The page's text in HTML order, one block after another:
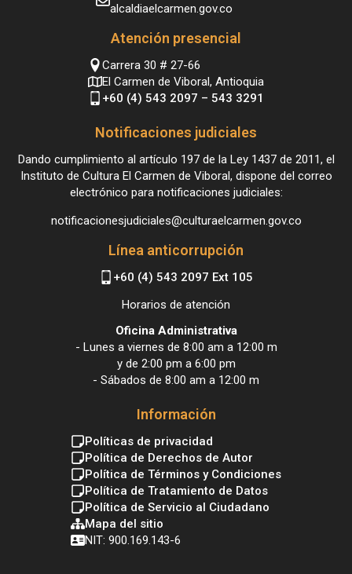
alcaldiaelcarmen.gov.co
Atención presencial
Carrera 30 # 27-66
El Carmen de Viboral, Antioquia
+60 (4) 543 2097 – 543 3291
Notificaciones judiciales
Dando cumplimiento al artículo 197 de la Ley 1437 de 2011, el
Instituto de Cultura El Carmen de Viboral, dispone del correo
electrónico para notificaciones judiciales:
notificacionesjudiciales@culturaelcarmen.gov.co
Línea anticorrupción
+60 (4) 543 2097 Ext 105
Horarios de atención
Oficina Administrativa
- Lunes a viernes de 8:00 am a 12:00 m
y de 2:00 pm a 6:00 pm
- Sábados de 8:00 am a 12:00 m
Información
Políticas de privacidad
Política de Derechos de Autor
Política de Términos y Condiciones
Política de Tratamiento de Datos
Política de Servicio al Ciudadano
Mapa del sitio
NIT: 900.169.143-6